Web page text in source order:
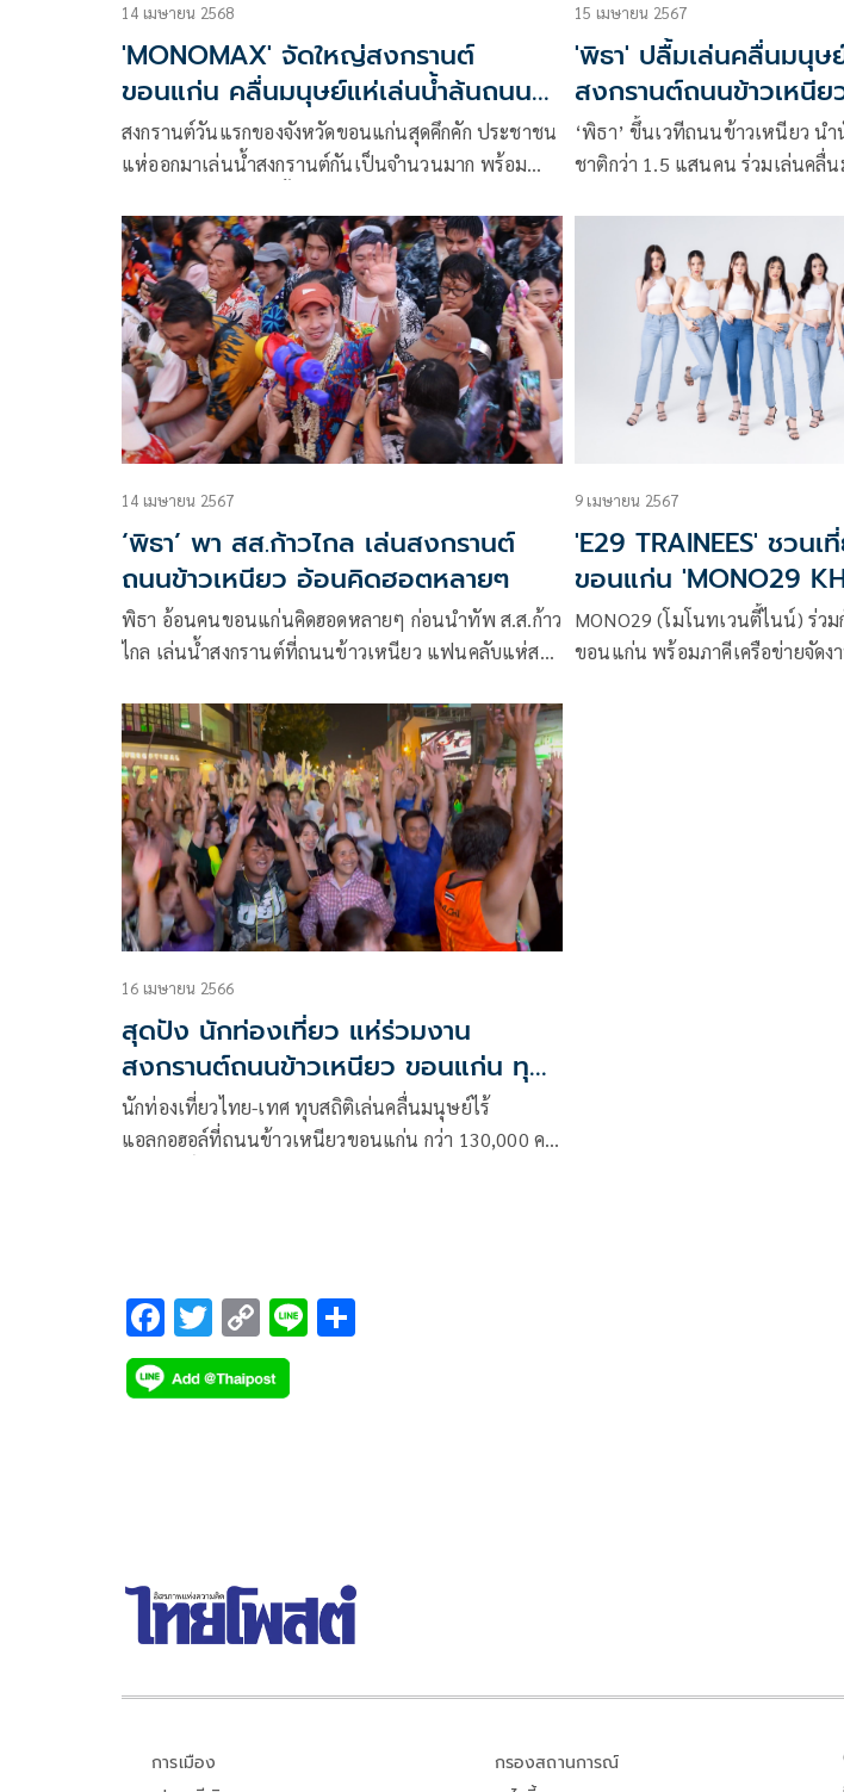
14 เมษายน 2568
'MONOMAX' จัดใหญ่สงกรานต์
ขอนแก่น คลื่นมนุษย์แห่เล่นน้ำล้นถนน
ข้าวเหนียว
สงกรานต์วันแรกของจังหวัดขอนแก่นสุดคึกคัก ประชาชน
แห่ออกมาเล่นน้ำสงกรานต์กันเป็นจำนวนมาก พร้อม
มนุษย์สุดสายตา บนถนนข้าวเหนียว จ.ขอนแก่น ซึ่งปีนี้มี
ประชาชนจำนวนมากหลั่งไหลออกมาเล่นน้ำเต็มทุกพื้นที่
ของถนนข้าวเหนียว ในงานสงกรานต์เทศกาลดอกคูณ
เสียงแคนและถนนข้าวเหนียว 2568
15 เมษายน 2567
'พิธา' ปลื้มเล่นคลื่นมนุษ
สงกรานต์ถนนข้าวเหนีย
‘พิธา’ ขึ้นเวทีถนนข้าวเหนียว นำ
ชาติกว่า 1.5 แสนคน ร่วมเล่นคลื่
14 เมษายน 2567
‘พิธา’ พา สส.ก้าวไกล เล่นสงกรานต์
ถนนข้าวเหนียว อ้อนคิดฮอตหลายๆ
พิธา อ้อนคนขอนแก่นคิดฮอดหลายๆ ก่อนนำทัพ ส.ส.ก้าว
ไกล เล่นน้ำสงกรานต์ที่ถนนข้าวเหนียว แฟนคลับแห่สาด
9 เมษายน 2567
'E29 TRAINEES' ชวน
ขอนแก่น 'MONO29
SONGKRAN
MONO29 (โมโนทเวนตี้ไนน์) ร่ว
ขอนแก่น พร้อมภาคีเครือข่ายจัดง
16 เมษายน 2566
สุดปัง นักท่องเที่ยว แห่ร่วมงาน
สงกรานต์ถนนข้าวเหนียว ขอนแก่น ทุบ
สถิติ 1.3 แสนคน
นักท่องเที่ยวไทย-เทศ ทุบสถิติเล่นคลื่นมนุษย์ไร้
แอลกอฮอล์ที่ถนนข้าวเหนียวขอนแก่น กว่า 130,000 คน
F
ac
e
T
wi
tt
C
o
p
Li
การเมือง
กรองสถานการณ์